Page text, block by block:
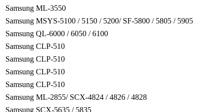
Samsung ML-3550
Samsung MSYS-5100 / 5150 / 5200/ SF-5800 / 5805 / 5905
Samsung QL-6000 / 6050 / 6100
Samsung CLP-510
Samsung CLP-510
Samsung CLP-510
Samsung CLP-510
Samsung ML-2855/ SCX-4824 / 4826 / 4828
Samsung SCX-5635 / 5835